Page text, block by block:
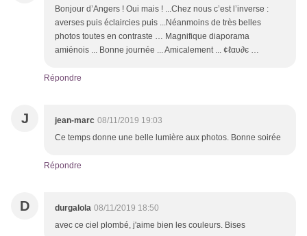
Bonjour d’Angers ! Oui mais ! ...Chez nous c’est l’inverse :
averses puis éclaircies puis ...Néanmoins de très belles
photos toutes en contraste … Magnifique diaporama
amiénois ... Bonne journée ... Amicalement ... ¢ℓαυ∂є …
Répondre
J jean-marc 08/11/2019 19:03
Ce temps donne une belle lumière aux photos. Bonne soirée
Répondre
D durgalola 08/11/2019 18:50
avec ce ciel plombé, j'aime bien les couleurs. Bises